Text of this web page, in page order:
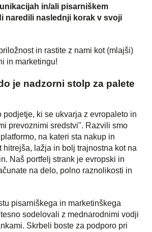
in/ali pisarniškem
naredili naslednji korak v svoji
in rastite z nami kot (mlajši)
in marketingu!
je nadzorni stolp za palete
podjetje, ki se ukvarja z evropaleto in
prevoznimi sredstvi". Razvili smo
na kateri sta nakup in
hitrejša, lažja in bolj trajnostna kot na
Naš portfelj strank je evropski in
na delo, polno raznolikosti in
pisarniškega in marketinškega
sodelovali z mednarodnimi vodji
Skrbeli boste za podporo pri